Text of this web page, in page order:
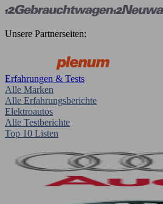
Unsere Partnerseiten:
Erfahrungen & Tests
Alle Marken
Alle Erfahrungsberichte
Elektroautos
Alle Testberichte
Top 10 Listen